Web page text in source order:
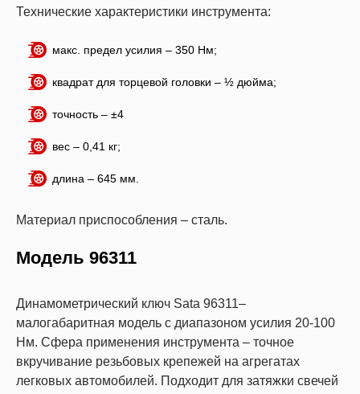
Технические характеристики инструмента:
макс. предел усилия – 350 Нм;
квадрат для торцевой головки – ½ дюйма;
точность – ±4
вес – 0,41 кг;
длина – 645 мм.
Материал приспособления – сталь.
Модель 96311
Динамометрический ключ Sata 96311–
малогабаритная модель с диапазоном усилия 20-100
Нм. Сфера применения инструмента – точное
вкручивание резьбовых крепежей на агрегатах
легковых автомобилей. Подходит для затяжки свечей